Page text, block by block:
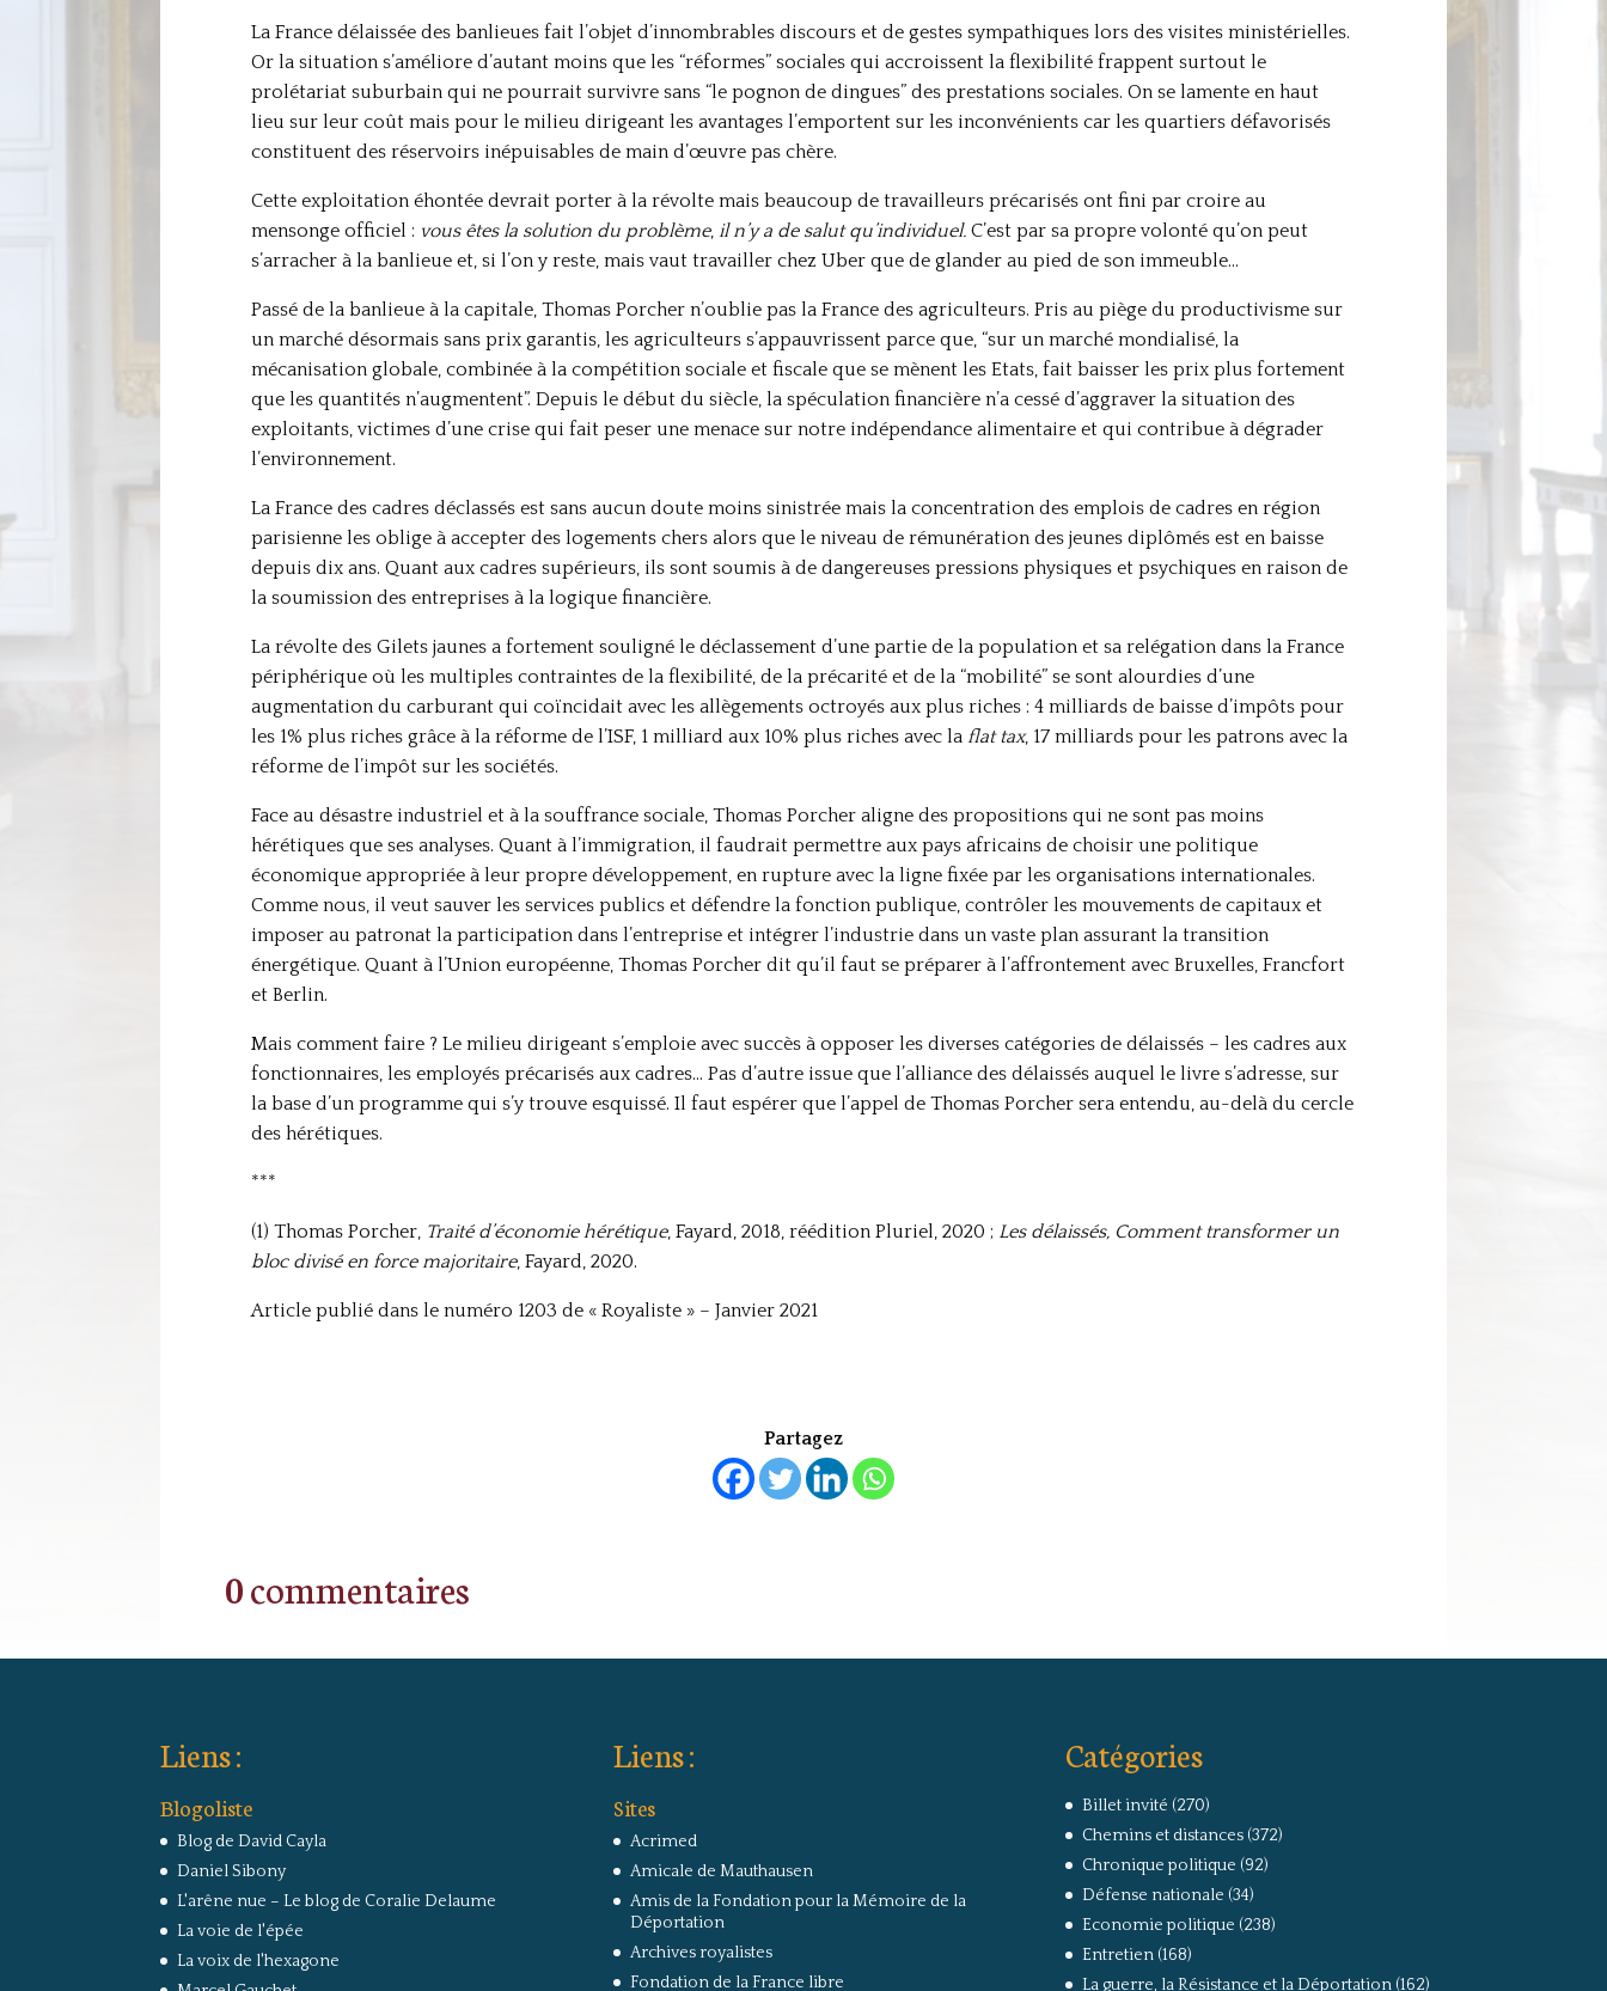
La France délaissée des banlieues fait l’objet d’innombrables discours et de gestes sympathiques lors des visites ministérielles.
Or la situation s’améliore d’autant moins que les “réformes” sociales qui accroissent la flexibilité frappent surtout le
prolétariat suburbain qui ne pourrait survivre sans “le pognon de dingues” des prestations sociales. On se lamente en haut
lieu sur leur coût mais pour le milieu dirigeant les avantages l’emportent sur les inconvénients car les quartiers défavorisés
constituent des réservoirs inépuisables de main d’œuvre pas chère.
Cette exploitation éhontée devrait porter à la révolte mais beaucoup de travailleurs précarisés ont fini par croire au
mensonge officiel : vous êtes la solution du problème, il n’y a de salut qu’individuel. C’est par sa propre volonté qu’on peut
s’arracher à la banlieue et, si l’on y reste, mais vaut travailler chez Uber que de glander au pied de son immeuble…
Passé de la banlieue à la capitale, Thomas Porcher n’oublie pas la France des agriculteurs. Pris au piège du productivisme sur
un marché désormais sans prix garantis, les agriculteurs s’appauvrissent parce que, “sur un marché mondialisé, la
mécanisation globale, combinée à la compétition sociale et fiscale que se mènent les Etats, fait baisser les prix plus fortement
que les quantités n’augmentent”. Depuis le début du siècle, la spéculation financière n’a cessé d’aggraver la situation des
exploitants, victimes d’une crise qui fait peser une menace sur notre indépendance alimentaire et qui contribue à dégrader
l’environnement.
La France des cadres déclassés est sans aucun doute moins sinistrée mais la concentration des emplois de cadres en région
parisienne les oblige à accepter des logements chers alors que le niveau de rémunération des jeunes diplômés est en baisse
depuis dix ans. Quant aux cadres supérieurs, ils sont soumis à de dangereuses pressions physiques et psychiques en raison de
la soumission des entreprises à la logique financière.
La révolte des Gilets jaunes a fortement souligné le déclassement d’une partie de la population et sa relégation dans la France
périphérique où les multiples contraintes de la flexibilité, de la précarité et de la “mobilité” se sont alourdies d’une
augmentation du carburant qui coïncidait avec les allègements octroyés aux plus riches : 4 milliards de baisse d’impôts pour
les 1% plus riches grâce à la réforme de l’ISF, 1 milliard aux 10% plus riches avec la flat tax, 17 milliards pour les patrons avec la
réforme de l’impôt sur les sociétés.
Face au désastre industriel et à la souffrance sociale, Thomas Porcher aligne des propositions qui ne sont pas moins
hérétiques que ses analyses. Quant à l’immigration, il faudrait permettre aux pays africains de choisir une politique
économique appropriée à leur propre développement, en rupture avec la ligne fixée par les organisations internationales.
Comme nous, il veut sauver les services publics et défendre la fonction publique, contrôler les mouvements de capitaux et
imposer au patronat la participation dans l’entreprise et intégrer l’industrie dans un vaste plan assurant la transition
énergétique. Quant à l’Union européenne, Thomas Porcher dit qu’il faut se préparer à l’affrontement avec Bruxelles, Francfort
et Berlin.
Mais comment faire ? Le milieu dirigeant s’emploie avec succès à opposer les diverses catégories de délaissés – les cadres aux
fonctionnaires, les employés précarisés aux cadres… Pas d’autre issue que l’alliance des délaissés auquel le livre s’adresse, sur
la base d’un programme qui s’y trouve esquissé. Il faut espérer que l’appel de Thomas Porcher sera entendu, au-delà du cercle
des hérétiques.
***
(1) Thomas Porcher, Traité d’économie hérétique, Fayard, 2018, réédition Pluriel, 2020 ; Les délaissés, Comment transformer un
bloc divisé en force majoritaire, Fayard, 2020.
Article publié dans le numéro 1203 de « Royaliste » – Janvier 2021
Partagez
0 commentaires
Liens :
Blogoliste
Blog de David Cayla
Daniel Sibony
L'arêne nue – Le blog de Coralie Delaume
La voie de l'épée
La voix de l'hexagone
Liens :
Sites
Acrimed
Amicale de Mauthausen
Amis de la Fondation pour la Mémoire de la
Déportation
Archives royalistes
Fondation de la France libre
Catégories
Billet invité (270)
Chemins et distances(372)
Chronique politique (92)
Défense nationale (34)
Economie politique (238)
Entretien(168)
La guerre, la Résistance et la Déportation(162)